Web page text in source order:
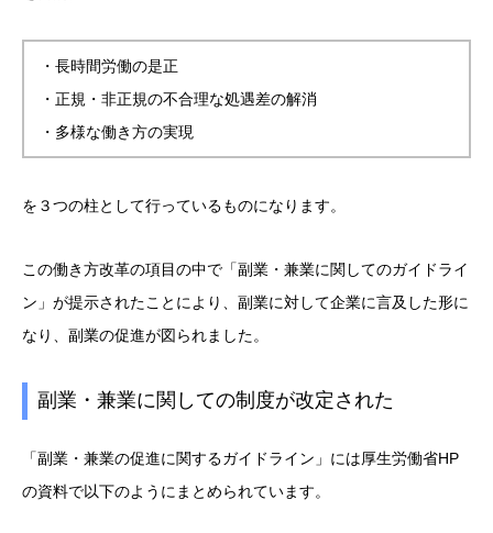
・長時間労働の是正
・正規・非正規の不合理な処遇差の解消
・多様な働き方の実現
を３つの柱として行っているものになります。
この働き方改革の項目の中で「副業・兼業に関してのガイドライ
ン」が提示されたことにより、副業に対して企業に言及した形に
なり、副業の促進が図られました。
副業・兼業に関しての制度が改定された
「副業・兼業の促進に関するガイドライン」には厚生労働省HP
の資料で以下のようにまとめられています。